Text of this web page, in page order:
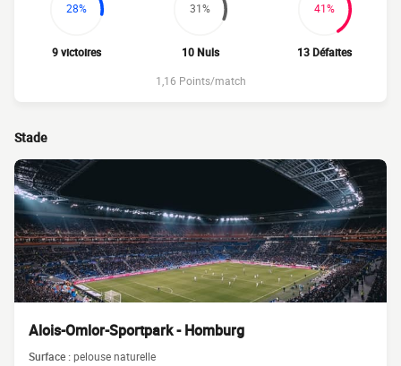
28%
9 victoires
31%
10 Nuls
41%
13 Défaites
1,16 Points/match
Stade
Alois-Omlor-Sportpark - Homburg
Surface :pelouse naturelle